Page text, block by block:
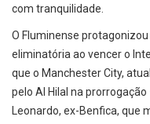
com tranquilidade.
O Fluminense
eliminatória ao vencer o
que o Manchester City,
pelo Al Hilal na
Leonardo, ex-Benfica, que